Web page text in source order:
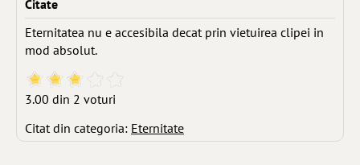
Citate
Eternitatea nu e accesibila decat prin vietuirea clipei in
mod absolut.
3.00 din 2 voturi
Citat din categoria: Eternitate